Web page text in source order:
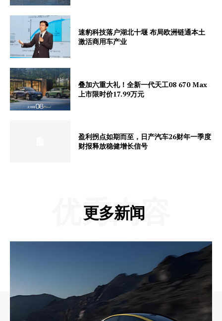
速豹科技落户湖北十堰 布局欧洲链通本土
激活商用车产业
叠加六重大礼！全新一代天工08 670 Max
上市限时价17.99万元
盈利拐点如期而至，日产汽车26财年一季度
财报释放稳健增长信号
更多新闻
优秀内容